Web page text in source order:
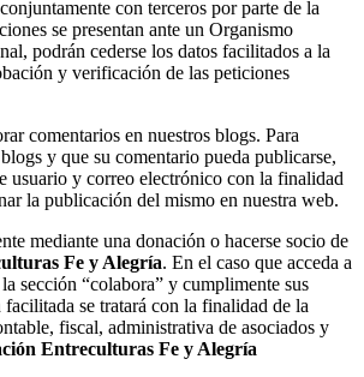
con terceros por parte de la
se presentan ante un Organismo
podrán cederse los datos facilitados a la
y verificación de las peticiones
comentarios en nuestros blogs. Para
y que su comentario pueda publicarse,
usuario y correo electrónico con la finalidad
la publicación del mismo en nuestra web.
mediante una donación o hacerse socio de
Fe y Alegría. En el caso que acceda a
sección “colabora” y cumplimente sus
se tratará con la finalidad de la
fiscal, administrativa de asociados y
Entreculturas Fe y Alegría